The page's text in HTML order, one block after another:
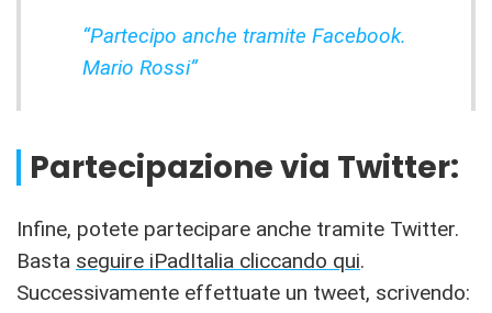
“Partecipo anche tramite Facebook.
Mario Rossi”
Partecipazione via Twitter:
Infine, potete partecipare anche tramite Twitter.
Basta seguire iPadItalia cliccando qui.
Successivamente effettuate un tweet, scrivendo: